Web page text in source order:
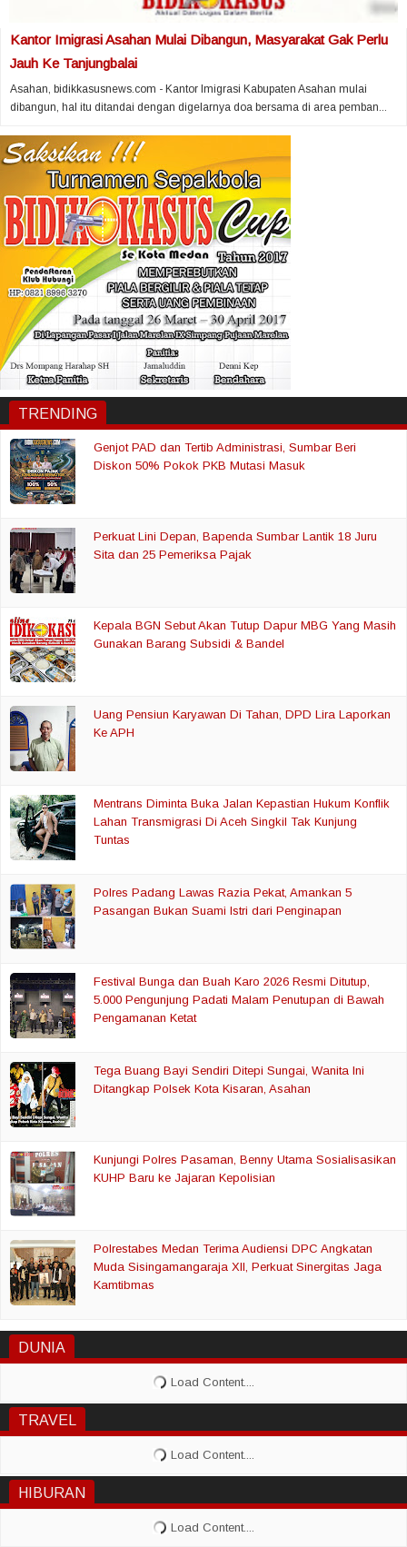
Kantor Imigrasi Asahan Mulai Dibangun, Masyarakat Gak Perlu
Jauh Ke Tanjungbalai
Asahan, bidikkasusnews.com - Kantor Imigrasi Kabupaten Asahan mulai
dibangun, hal itu ditandai dengan digelarnya doa bersama di area pemban...
TRENDING
Genjot PAD dan Tertib Administrasi, Sumbar Beri
Diskon 50% Pokok PKB Mutasi Masuk
Perkuat Lini Depan, Bapenda Sumbar Lantik 18 Juru
Sita dan 25 Pemeriksa Pajak
Kepala BGN Sebut Akan Tutup Dapur MBG Yang Masih
Gunakan Barang Subsidi & Bandel
Uang Pensiun Karyawan Di Tahan, DPD Lira Laporkan
Ke APH
Mentrans Diminta Buka Jalan Kepastian Hukum Konflik
Lahan Transmigrasi Di Aceh Singkil Tak Kunjung
Tuntas
Polres Padang Lawas Razia Pekat, Amankan 5
Pasangan Bukan Suami Istri dari Penginapan
Festival Bunga dan Buah Karo 2026 Resmi Ditutup,
5.000 Pengunjung Padati Malam Penutupan di Bawah
Pengamanan Ketat
Tega Buang Bayi Sendiri Ditepi Sungai, Wanita Ini
Ditangkap Polsek Kota Kisaran, Asahan
Kunjungi Polres Pasaman, Benny Utama Sosialisasikan
KUHP Baru ke Jajaran Kepolisian
Polrestabes Medan Terima Audiensi DPC Angkatan
Muda Sisingamangaraja XII, Perkuat Sinergitas Jaga
Kamtibmas
DUNIA
TRAVEL
HIBURAN